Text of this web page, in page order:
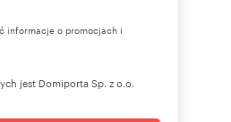
informacje o promocjach i
jest Domiporta Sp. z o.o.